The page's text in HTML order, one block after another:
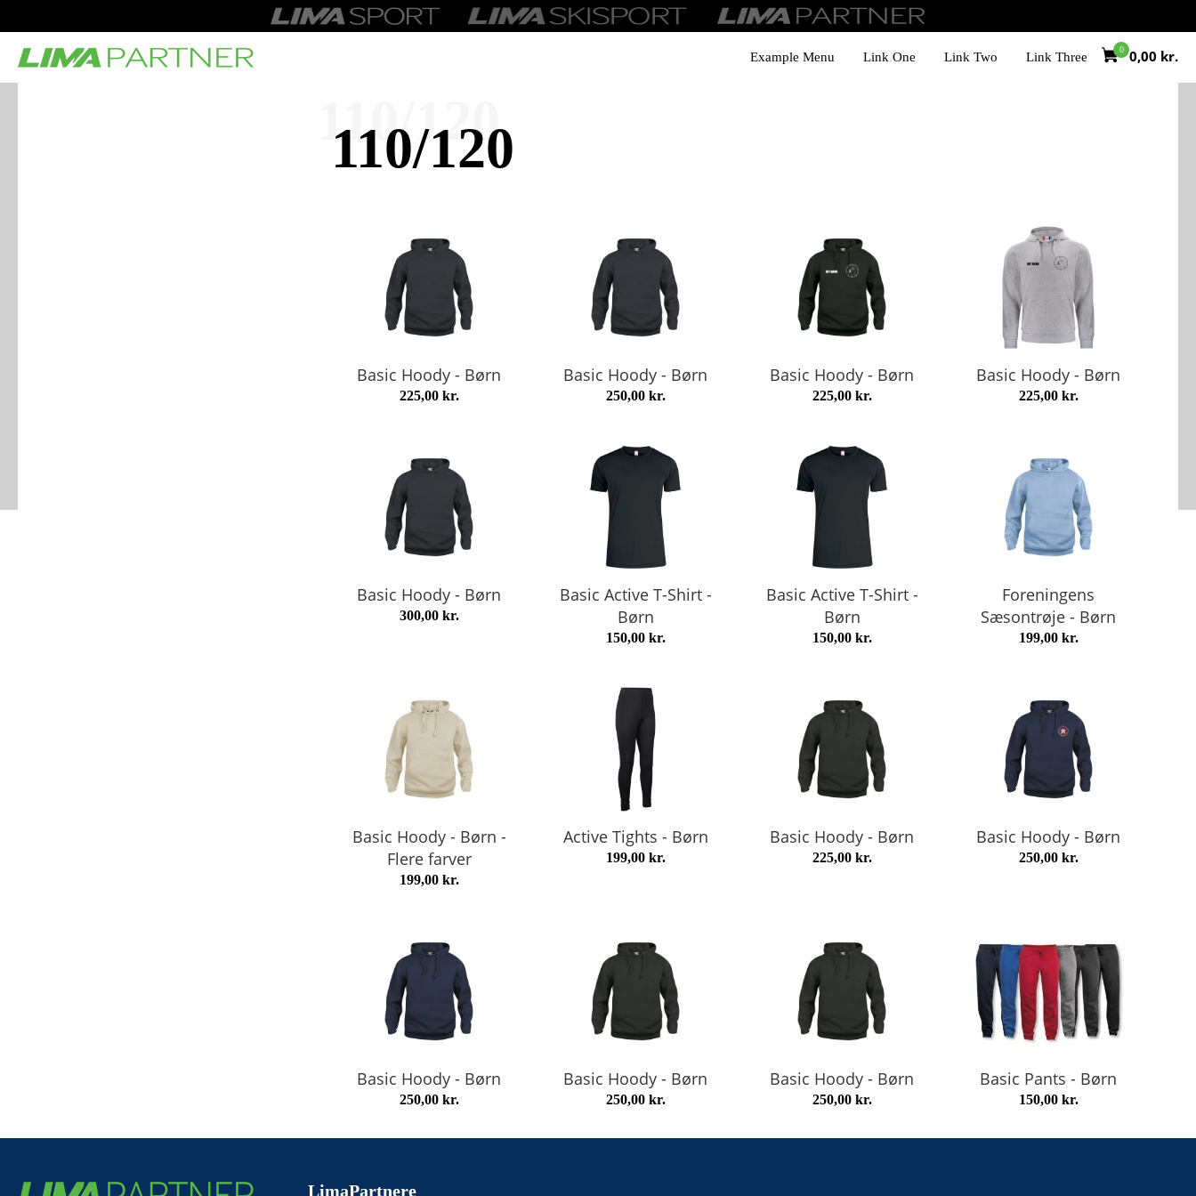
Example Menu Link One Link Two Link Three 0,00 kr.
110/120
110/120
Basic Hoody - Børn
225,00 kr.
Basic Hoody - Børn
250,00 kr.
Basic Hoody - Børn
225,00 kr.
Basic Hoody - Børn
225,00 kr.
Basic Hoody - Børn
300,00 kr.
Basic Active T-Shirt -
Børn
150,00 kr.
Basic Active T-Shirt -
Børn
150,00 kr.
Foreningens
Sæsontrøje - Børn
199,00 kr.
Basic Hoody - Børn -
Flere farver
199,00 kr.
Active Tights - Børn
199,00 kr.
Basic Hoody - Børn
225,00 kr.
Basic Hoody - Børn
250,00 kr.
Basic Hoody - Børn
250,00 kr.
Basic Hoody - Børn
250,00 kr.
Basic Hoody - Børn
250,00 kr.
Basic Pants - Børn
150,00 kr.
LimaPartnere